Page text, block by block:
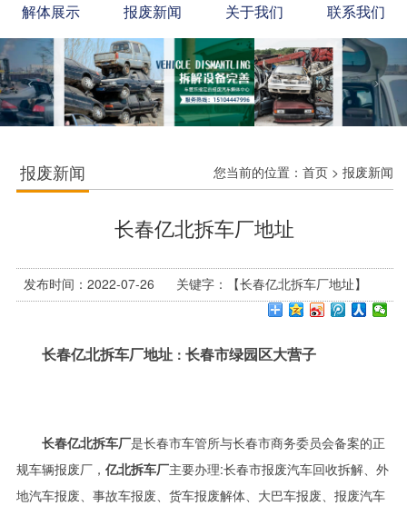
解体展示 报废新闻 关于我们 联系我们
报废新闻 您当前的位置： 首页 > 报废新闻
长春亿北拆车厂地址
发布时间：2022-07-26 关键字：【长春亿北拆车厂地址】
长春亿北拆车厂地址： 长春市绿园区大营子
长春亿北拆车厂是长春市车管所与长春市商务委员会备案的正
规车辆报废厂， 亿北拆车厂主要办理:长春市报废汽车回收拆解、外
地汽车报废、事故车报废、货车报废解体、大巴车报废、报废汽车